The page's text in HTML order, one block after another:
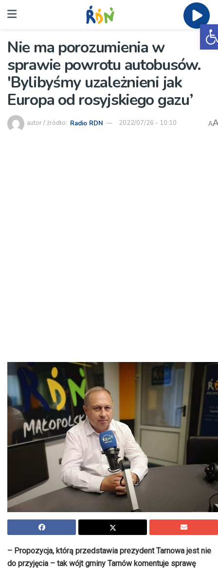
Nie ma porozumienia w
sprawie powrotu autobusów.
'Bylibyśmy uzależnieni jak
Europa od rosyjskiego gazu’
autor / źródło: Radio RDN 2022/07/26 - 10:10 A
– Propozycja, którą przedstawia prezydent Tarnowa jest nie
do przyjęcia – tak wójt gminy Tarnów komentuje sprawę